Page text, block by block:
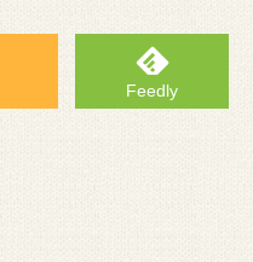
Feedly